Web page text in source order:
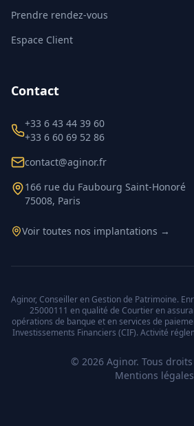
Prendre rendez-vous
Espace Client
Contact
+33 6 43 44 39 60
+33 6 60 69 52 86
contact@aginor.fr
166 rue du Faubourg Saint-Honoré
75008, Paris
Voir toutes nos implantations →
Aginor, Conseiller en Gestion de Patrimoine.
25000111 en qualité de Courtier en
opérations de banque et en services de
Investissements Financiers (CIF). Activité
© 2026 Aginor. Tous
Mentions légales